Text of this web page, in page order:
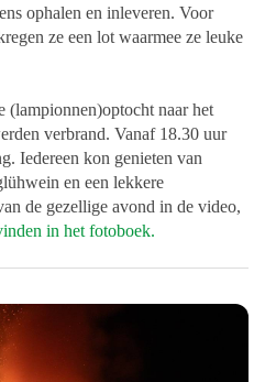
ophalen en inleveren. Voor
ze een lot waarmee ze leuke
naar het
verbrand. Vanaf 18.30 uur
Iedereen kon genieten van
en een lekkere
de gezellige avond in de video,
in het fotoboek.